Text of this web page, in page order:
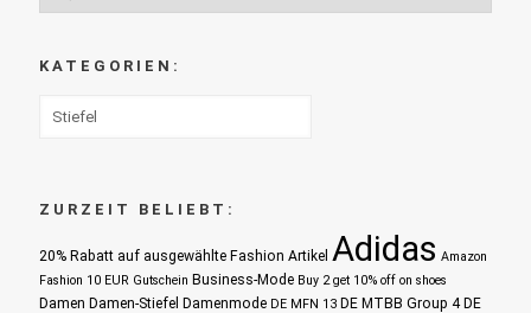
KATEGORIEN:
ZURZEIT BELIEBT:
20% Rabatt auf ausgewählte Fashion Artikel Adidas Amazon
Fashion 10 EUR Gutschein Business-Mode Buy 2 get 10% off on shoes
Damen Damen-Stiefel Damenmode DE MFN 13 DE MTBB Group 4 DE